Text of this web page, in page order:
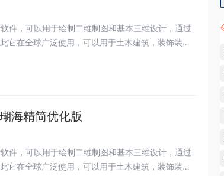
件，可以用于绘制二维制图和基本三维设计，通过
它在全球广泛使用，可以用于土木建筑，装饰装
海精简优化版
件，可以用于绘制二维制图和基本三维设计，通过
它在全球广泛使用，可以用于土木建筑，装饰装